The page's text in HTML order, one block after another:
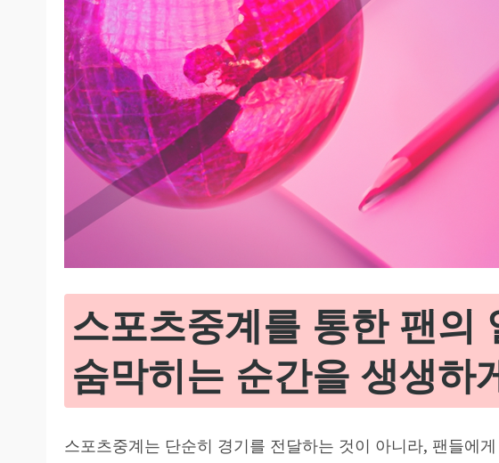
스포츠중계를 통한 팬의
숨막히는 순간을 생생하
스포츠중계는 단순히 경기를 전달하는 것이 아니라, 팬들에